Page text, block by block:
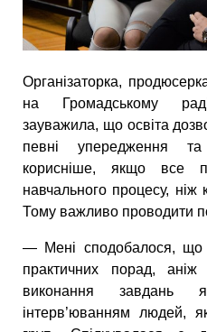
Організаторка,
на Громадському
зауважила, що освіта
певні упередження
корисніше, якщо все
навчального процесу,
Тому важливо проводити
— Мені сподобалося, що
практичних порад, аніж
виконання
інтерв’юванням людей,